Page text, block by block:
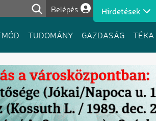
Felhasználói fiók
Belépés Hirdetések
TUDOMÁNY GAZDASÁG TÉKA